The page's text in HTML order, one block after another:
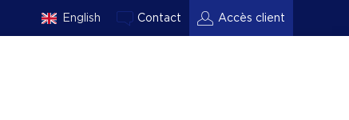
English Contact Accès client